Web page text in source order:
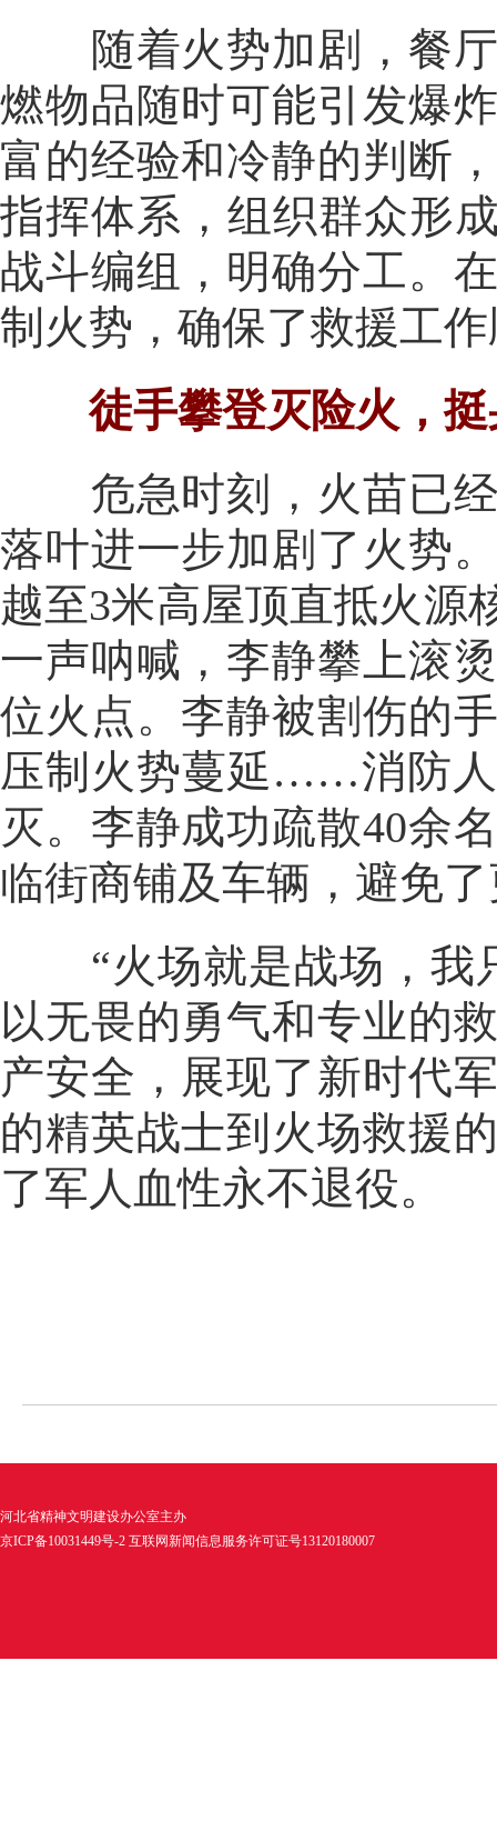
随着火势加剧，餐厅
燃物品随时可能引发爆
富的经验和冷静的判断
指挥体系，组织群众形
战斗编组，明确分工。
制火势，确保了救援工
徒手攀登灭险火，
危急时刻，火苗已经
落叶进一步加剧了火势
越至3米高屋顶直抵火源
一声呐喊，李静攀上滚
位火点。李静被割伤的
压制火势蔓延……消防
灭。李静成功疏散40余
临街商铺及车辆，避免
“火场就是战场，我
以无畏的勇气和专业的
产安全，展现了新时代
的精英战士到火场救援
了军人血性永不退役。
河北省精神文明建设办公室主办
京ICP备10031449号-2 互联网新闻信息服务许可证号13120180007